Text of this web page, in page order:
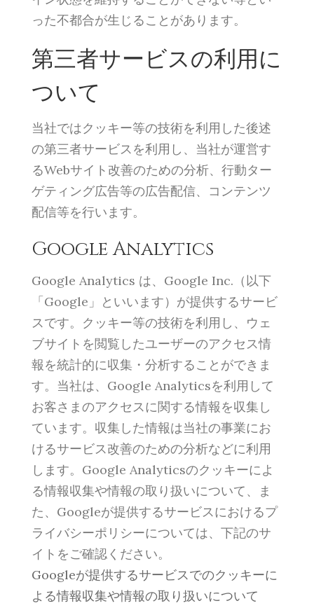
った不都合が生じることがあります。
第三者サービスの利用に
ついて
当社ではクッキー等の技術を利用した後述
の第三者サービスを利用し、当社が運営す
るWebサイト改善のための分析、行動ター
ゲティング広告等の広告配信、コンテンツ
配信等を行います。
Google Analytics
Google Analytics は、Google Inc.（以下
「Google」といいます）が提供するサービ
スです。クッキー等の技術を利用し、ウェ
ブサイトを閲覧したユーザーのアクセス情
報を統計的に収集・分析することができま
す。当社は、Google Analyticsを利用して
お客さまのアクセスに関する情報を収集し
ています。収集した情報は当社の事業にお
けるサービス改善のための分析などに利用
します。Google Analyticsのクッキーによ
る情報収集や情報の取り扱いについて、ま
た、Googleが提供するサービスにおけるプ
ライバシーポリシーについては、下記のサ
イトをご確認ください。
Googleが提供するサービスでのクッキーに
よる情報収集や情報の取り扱いについて